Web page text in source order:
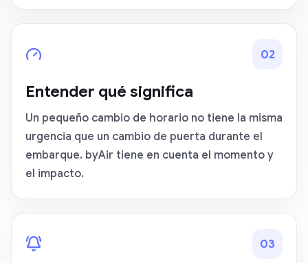
02
Entender qué significa
Un pequeño cambio de horario no tiene la misma
urgencia que un cambio de puerta durante el
embarque. byAir tiene en cuenta el momento y
el impacto.
03